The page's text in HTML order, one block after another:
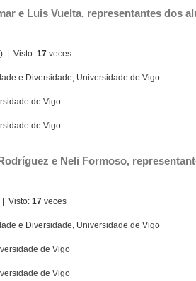
e Luis Vuelta, representantes dos
| Visto:17 veces
e Diversidade, Universidade de Vigo
de Vigo
de Vigo
e Neli Formoso,
| Visto:17 veces
e Diversidade, Universidade de Vigo
de Vigo
de Vigo